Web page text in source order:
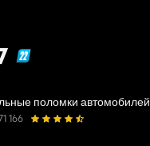
поломки автомобилей
166